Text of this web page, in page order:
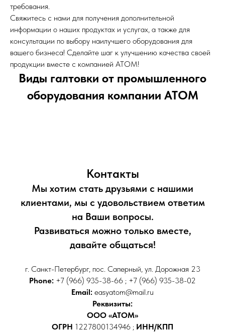
требования.
Свяжитесь с нами для получения дополнительной
информации о наших продуктах и услугах, а также для
консультации по выбору наилучшего оборудования для
вашего бизнеса! Сделайте шаг к улучшению качества своей
продукции вместе с компанией АТОМ!
Виды галтовки от промышленного
оборудования компании АТОМ
Контакты
Мы хотим стать друзьями с нашими
клиентами, мы с удовольствием ответим
на Ваши вопросы.
Развиваться можно только вместе,
давайте общаться!
г. Санкт-Петербург, пос. Саперный, ул. Дорожная 23
Phone: +7 (966) 935-38-66 ; +7 (966) 935-38-02
Email: easyatom@mail.ru
Реквизиты:
ООО «АТОМ»
ОГРН 1227800134946 ; ИНН/КПП